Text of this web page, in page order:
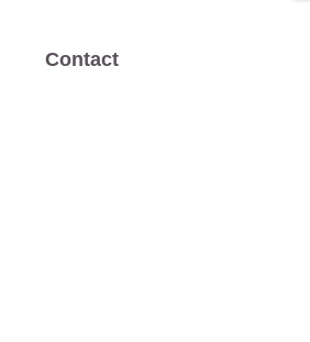
Contact